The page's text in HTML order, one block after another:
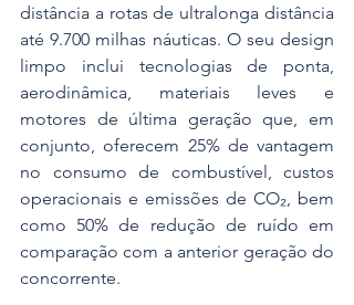
distância a rotas de ultralonga distância
até 9.700 milhas náuticas. O seu design
limpo inclui tecnologias de ponta,
aerodinâmica, materiais leves e
motores de última geração que, em
conjunto, oferecem 25% de vantagem
no consumo de combustível, custos
operacionais e emissões de CO₂, bem
como 50% de redução de ruído em
comparação com a anterior geração do
concorrente.